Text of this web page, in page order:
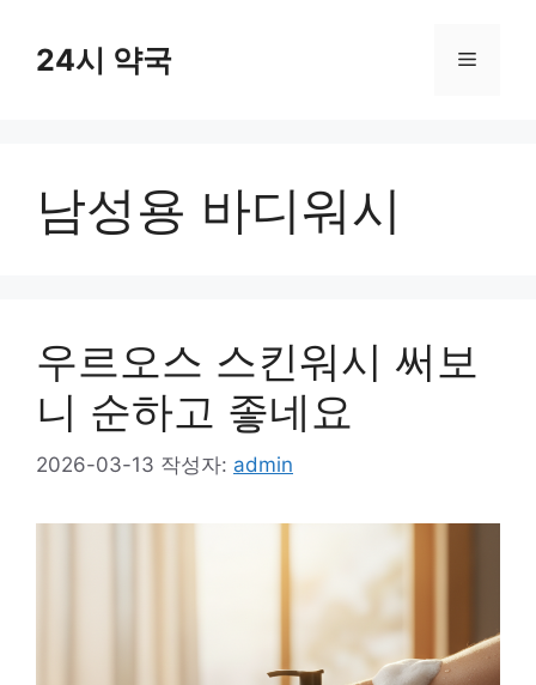
24시 약국 메
남성용 바디워시
우르오스 스킨워시 써보
니 순하고 좋네요
2026-03-13 작성자: admin